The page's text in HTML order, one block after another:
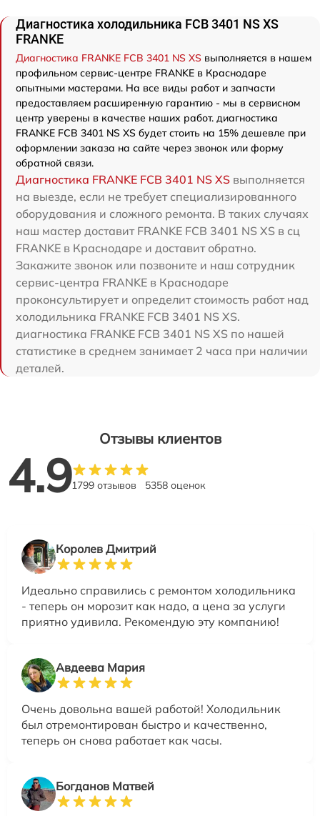
Диагностика холодильника FCB 3401 NS XS
FRANKE
Диагностика FRANKE FCB 3401 NS XS выполняется в нашем
профильном сервис-центре FRANKE в Краснодаре
опытными мастерами. На все виды работ и запчасти
предоставляем расширенную гарантию - мы в сервисном
центр уверены в качестве наших работ. диагностика
FRANKE FCB 3401 NS XS будет стоить на 15% дешевле при
оформлении заказа на сайте через звонок или форму
обратной связи.
Диагностика FRANKE FCB 3401 NS XS выполняется
на выезде, если не требует специализированного
оборудования и сложного ремонта. В таких случаях
наш мастер доставит FRANKE FCB 3401 NS XS в сц
FRANKE в Краснодаре и доставит обратно.
Закажите звонок или позвоните и наш сотрудник
сервис-центра FRANKE в Краснодаре
проконсультирует и определит стоимость работ над
холодильника FRANKE FCB 3401 NS XS.
диагностика FRANKE FCB 3401 NS XS по нашей
статистике в среднем занимает 2 часа при наличии
деталей.
Отзывы клиентов
4.91799 отзывов 5358 оценок
Королев Дмитрий
Идеально справились с ремонтом холодильника
- теперь он морозит как надо, а цена за услуги
приятно удивила. Рекомендую эту компанию!
Авдеева Мария
Очень довольна вашей работой! Холодильник
был отремонтирован быстро и качественно,
теперь он снова работает как часы.
Богданов Матвей